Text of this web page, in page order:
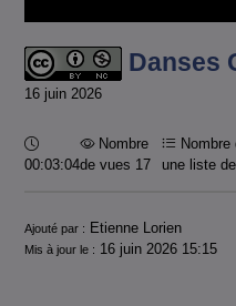
Danses
16 juin 2026
Durée :
00:03:04
Nombre
de vues 17
Nombre
une liste
Informations
Ajouté par : Etienne Lorien
Mis à jour le : 16 juin 2026 15:15